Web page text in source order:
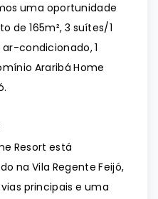
uma oportunidade
de 165m², 3 suítes/1
condicionado, 1
Araribá Home
Resort está
na Vila Regente Feijó,
principais e uma